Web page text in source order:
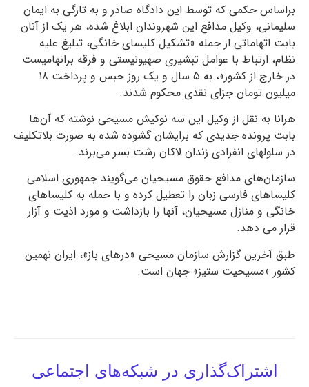
براساس حکمی که توسط این دادگاه صادر و به تازگی به ایمان
سلیمانی، وکیل مدافع این شهروندان ابلاغ شده، هر یک از آنان
بابت اتهاماتی از جمله «تشکیل کلیسای خانگی، تبلیغ علیه
نظام، ارتباط با عوامل تبشیری صهیونیستی و فرقه برانهامیست
در خارج از کشور»، به ۵ سال و یک روز حبس و پرداخت ۱۸
میلیون تومان جزای نقدی محکوم شدند.
هرانا به نقل از وکیل این سه نوکیش مسیحی نوشته که آن‌ها
بابت پرونده جدیدی که برایشان گشوده شده به صورت بلاتکلیف
در سلولهای انفرادی زندان لاکان رشت بسر می‌برند.
سازمان‌های مدافع حقوق مسیحیان می‌گویند جمهوری اسلامی
کلیساهای فارسی زبان را تعطیل کرده و با حمله به کلیساهای
خانگی و منازل مسیحیان، آنها را بازداشت و مورد اذیت و آزار
قرار می دهد.
طبق آخرین گزارش سازمان مسیحی «درهای باز»، ایران نهمین
کشور «مسیحیت ستیز» جهان است.
اشتراک‌گذاری در شبکه‌های اجتماعی